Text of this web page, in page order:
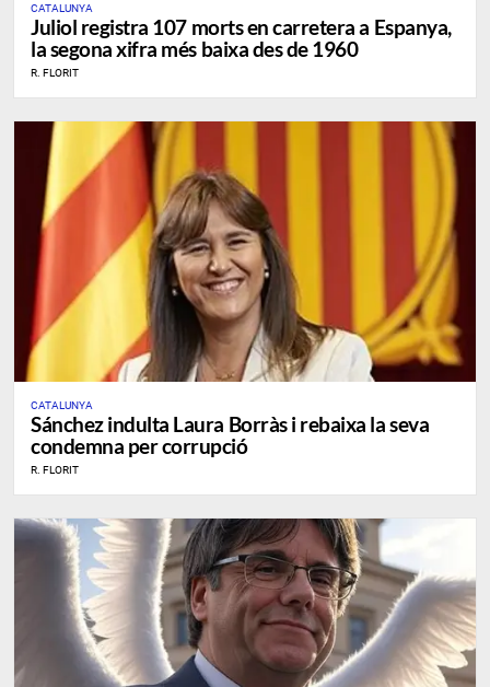
CATALUNYA
Juliol registra 107 morts en carretera a Espanya,
la segona xifra més baixa des de 1960
R. FLORIT
CATALUNYA
Sánchez indulta Laura Borràs i rebaixa la seva
condemna per corrupció
R. FLORIT